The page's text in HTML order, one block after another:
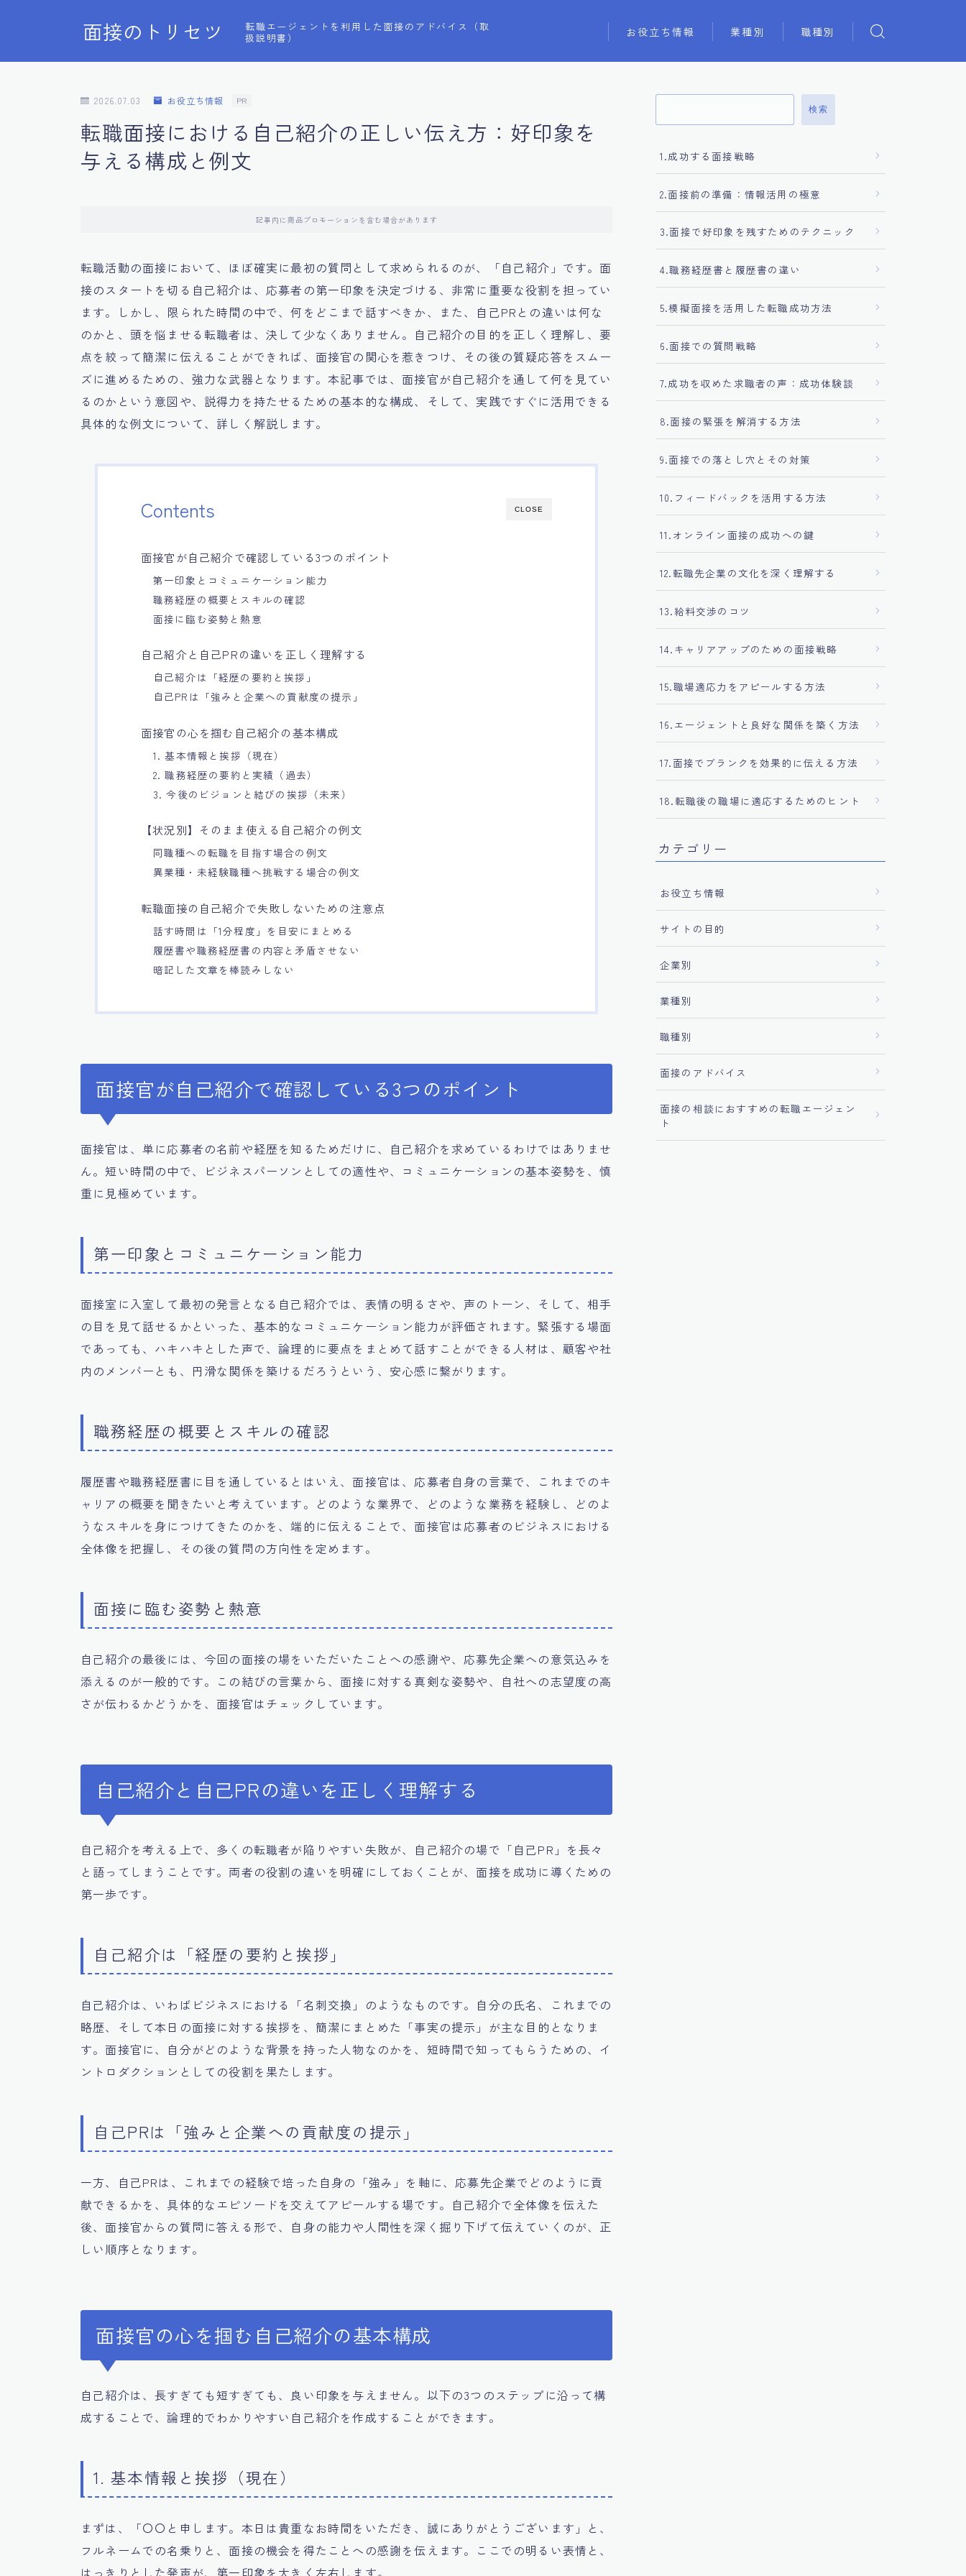
面接のトリセツ
転職エージェントを利用した面接のアドバイス（取
扱説明書）
お役立ち情報 業種別 職種別
2026.07.03 お役立ち情報 PR
転職面接における自己紹介の正しい伝え方：好印象を
与える構成と例文
記事内に商品プロモーションを含む場合があります
転職活動の面接において、ほぼ確実に最初の質問として求められるのが、「自己紹介」です。面
接のスタートを切る自己紹介は、応募者の第一印象を決定づける、非常に重要な役割を担ってい
ます。しかし、限られた時間の中で、何をどこまで話すべきか、また、自己PRとの違いは何な
のかと、頭を悩ませる転職者は、決して少なくありません。自己紹介の目的を正しく理解し、要
点を絞って簡潔に伝えることができれば、面接官の関心を惹きつけ、その後の質疑応答をスムー
ズに進めるための、強力な武器となります。本記事では、面接官が自己紹介を通して何を見てい
るのかという意図や、説得力を持たせるための基本的な構成、そして、実践ですぐに活用できる
具体的な例文について、詳しく解説します。
CLOSE
Contents
面接官が自己紹介で確認している3つのポイント
第一印象とコミュニケーション能力
職務経歴の概要とスキルの確認
面接に臨む姿勢と熱意
自己紹介と自己PRの違いを正しく理解する
自己紹介は「経歴の要約と挨拶」
自己PRは「強みと企業への貢献度の提示」
面接官の心を掴む自己紹介の基本構成
1. 基本情報と挨拶（現在）
2. 職務経歴の要約と実績（過去）
3. 今後のビジョンと結びの挨拶（未来）
【状況別】そのまま使える自己紹介の例文
同職種への転職を目指す場合の例文
異業種・未経験職種へ挑戦する場合の例文
転職面接の自己紹介で失敗しないための注意点
話す時間は「1分程度」を目安にまとめる
履歴書や職務経歴書の内容と矛盾させない
暗記した文章を棒読みしない
面接官が自己紹介で確認している3つのポイント
面接官は、単に応募者の名前や経歴を知るためだけに、自己紹介を求めているわけではありませ
ん。短い時間の中で、ビジネスパーソンとしての適性や、コミュニケーションの基本姿勢を、慎
重に見極めています。
第一印象とコミュニケーション能力
面接室に入室して最初の発言となる自己紹介では、表情の明るさや、声のトーン、そして、相手
の目を見て話せるかといった、基本的なコミュニケーション能力が評価されます。緊張する場面
であっても、ハキハキとした声で、論理的に要点をまとめて話すことができる人材は、顧客や社
内のメンバーとも、円滑な関係を築けるだろうという、安心感に繋がります。
職務経歴の概要とスキルの確認
履歴書や職務経歴書に目を通しているとはいえ、面接官は、応募者自身の言葉で、これまでのキ
ャリアの概要を聞きたいと考えています。どのような業界で、どのような業務を経験し、どのよ
うなスキルを身につけてきたのかを、端的に伝えることで、面接官は応募者のビジネスにおける
全体像を把握し、その後の質問の方向性を定めます。
面接に臨む姿勢と熱意
自己紹介の最後には、今回の面接の場をいただいたことへの感謝や、応募先企業への意気込みを
添えるのが一般的です。この結びの言葉から、面接に対する真剣な姿勢や、自社への志望度の高
さが伝わるかどうかを、面接官はチェックしています。
自己紹介と自己PRの違いを正しく理解する
自己紹介を考える上で、多くの転職者が陥りやすい失敗が、自己紹介の場で「自己PR」を長々
と語ってしまうことです。両者の役割の違いを明確にしておくことが、面接を成功に導くための
第一歩です。
自己紹介は「経歴の要約と挨拶」
自己紹介は、いわばビジネスにおける「名刺交換」のようなものです。自分の氏名、これまでの
略歴、そして本日の面接に対する挨拶を、簡潔にまとめた「事実の提示」が主な目的となりま
す。面接官に、自分がどのような背景を持った人物なのかを、短時間で知ってもらうための、イ
ントロダクションとしての役割を果たします。
自己PRは「強みと企業への貢献度の提示」
一方、自己PRは、これまでの経験で培った自身の「強み」を軸に、応募先企業でどのように貢
献できるかを、具体的なエピソードを交えてアピールする場です。自己紹介で全体像を伝えた
後、面接官からの質問に答える形で、自身の能力や人間性を深く掘り下げて伝えていくのが、正
しい順序となります。
面接官の心を掴む自己紹介の基本構成
自己紹介は、長すぎても短すぎても、良い印象を与えません。以下の3つのステップに沿って構
成することで、論理的でわかりやすい自己紹介を作成することができます。
1. 基本情報と挨拶（現在）
まずは、「〇〇と申します。本日は貴重なお時間をいただき、誠にありがとうございます」と、
フルネームでの名乗りと、面接の機会を得たことへの感謝を伝えます。ここでの明るい表情と、
はっきりとした発声が、第一印象を大きく左右します。
検索
1.成功する面接戦略
2.面接前の準備：情報活用の極意
3.面接で好印象を残すためのテクニック
4.職務経歴書と履歴書の違い
5.模擬面接を活用した転職成功方法
6.面接での質問戦略
7.成功を収めた求職者の声：成功体験談
8.面接の緊張を解消する方法
9.面接での落とし穴とその対策
10.フィードバックを活用する方法
11.オンライン面接の成功への鍵
12.転職先企業の文化を深く理解する
13.給料交渉のコツ
14.キャリアアップのための面接戦略
15.職場適応力をアピールする方法
16.エージェントと良好な関係を築く方法
17.面接でブランクを効果的に伝える方法
18.転職後の職場に適応するためのヒント
カテゴリー
お役立ち情報
サイトの目的
企業別
業種別
職種別
面接のアドバイス
面接の相談におすすめの転職エージェン
ト